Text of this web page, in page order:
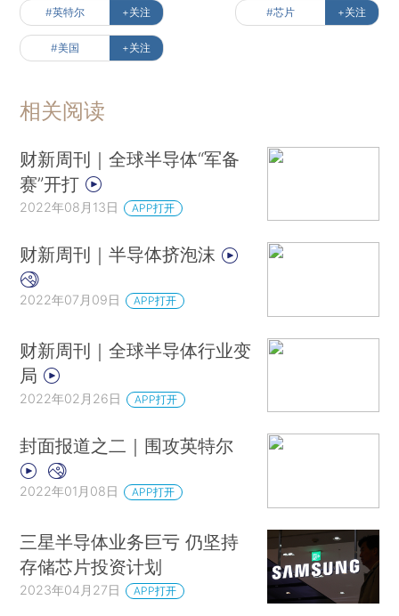
#英特尔 +关注 #芯片 +关注
#美国 +关注
相关阅读
财新周刊｜全球半导体“军备
赛”开打
2022年08月13日 APP打开
财新周刊｜半导体挤泡沫
2022年07月09日 APP打开
财新周刊｜全球半导体行业变
局
2022年02月26日 APP打开
封面报道之二｜围攻英特尔
2022年01月08日 APP打开
三星半导体业务巨亏 仍坚持
存储芯片投资计划
2023年04月27日 APP打开